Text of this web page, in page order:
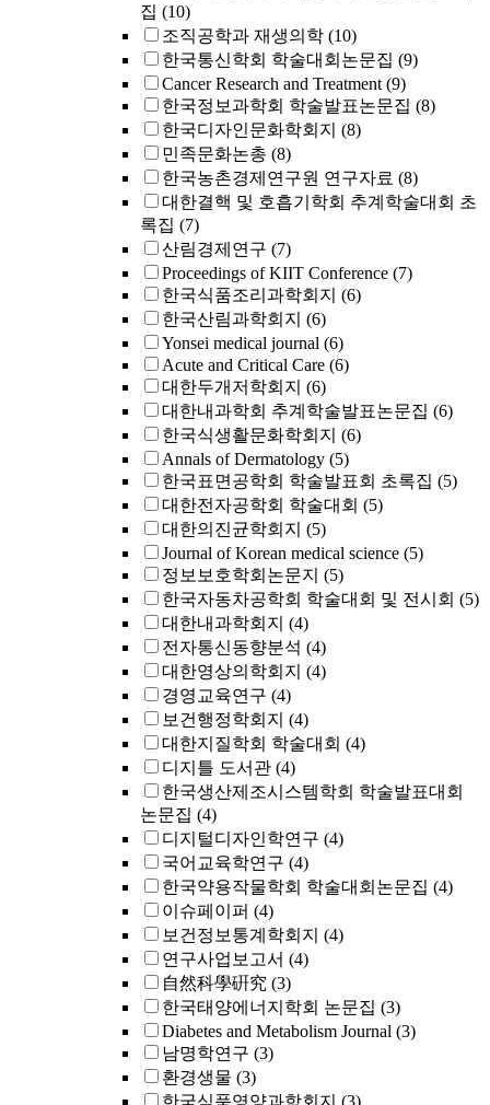
집 (10)
조직공학과 재생의학 (10)
한국통신학회 학술대회논문집 (9)
Cancer Research and Treatment (9)
한국정보과학회 학술발표논문집 (8)
한국디자인문화학회지 (8)
민족문화논총 (8)
한국농촌경제연구원 연구자료 (8)
대한결핵 및 호흡기학회 추계학술대회 초
록집 (7)
산림경제연구 (7)
Proceedings of KIIT Conference (7)
한국식품조리과학회지 (6)
한국산림과학회지 (6)
Yonsei medical journal (6)
Acute and Critical Care (6)
대한두개저학회지 (6)
대한내과학회 추계학술발표논문집 (6)
한국식생활문화학회지 (6)
Annals of Dermatology (5)
한국표면공학회 학술발표회 초록집 (5)
대한전자공학회 학술대회 (5)
대한의진균학회지 (5)
Journal of Korean medical science (5)
정보보호학회논문지 (5)
한국자동차공학회 학술대회 및 전시회 (5)
대한내과학회지 (4)
전자통신동향분석 (4)
대한영상의학회지 (4)
경영교육연구 (4)
보건행정학회지 (4)
대한지질학회 학술대회 (4)
디지틀 도서관 (4)
한국생산제조시스템학회 학술발표대회
논문집 (4)
디지털디자인학연구 (4)
국어교육학연구 (4)
한국약용작물학회 학술대회논문집 (4)
이슈페이퍼 (4)
보건정보통계학회지 (4)
연구사업보고서 (4)
自然科學硏究 (3)
한국태양에너지학회 논문집 (3)
Diabetes and Metabolism Journal (3)
남명학연구 (3)
환경생물 (3)
한국식품영양과학회지 (3)